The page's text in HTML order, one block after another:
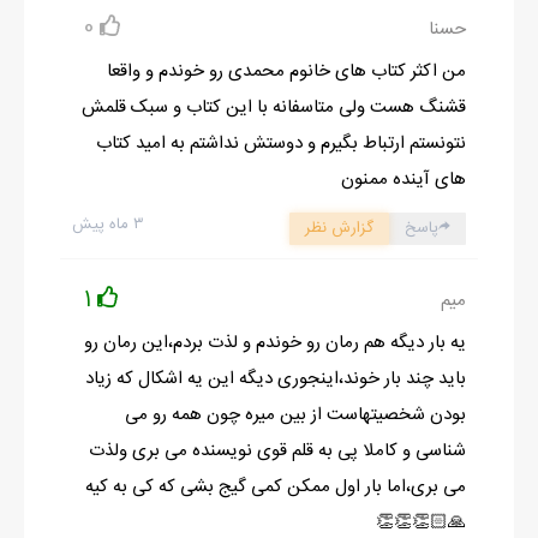
ورزيده که مختص شغلش بود در جمع هاي خانوادگي پسري شوخ و
خنده رو بود و دل مهرباني داشت و همين خصلت هايش بود که نازگل
را عاشق کرده بود .
صبح روز سه شنبه؛ چيزي تا آمدن استاد نمانده بود. نازگل چشم
چرخاند و دور تا دور کلاس را نگاهي انداخت. همه ي بچه ها آمده
بودند اما خبري از شهنام نبود. مطمئن بود تا چند لحظه ي ديگر سر
شيطنتش گل کرد و با فکري که به سرش زد زير لب زمزمه کرد:
– بيا آقا شهنام که واست برنامه دارم.
صندلي هاي تک نفره طوري چيده شده بود که يک راه از وسط کلاس
بود تا از آنجا به آخر کلاس بروند و دو طرف صندلي ها نزديک هم چيده
شده بودند. نازگل که رديف اول بود صندليش را دقيقا جلوي راه
گذاشت و نشست. همانطور که حدس ميزد لحظه اي بعد شهنام وارد
شد .پيراهن اسپرت قهوه اي و شلوار کتان مشکي به تن داشت. نگاهي
به دخترک انداخت که سد راهش بود. چند قدم جلو آمد و مؤدبانه
حسنا 0
من اکثر کتاب های خانوم محمدی رو خوندم و واقعا
قشنگ هست ولی متاسفانه با این کتاب و سبک قلمش
نتونستم ارتباط بگیرم و دوستش نداشتم به امید کتاب
های آینده ممنون
۳ ماه پیش پاسخ گزارش نظر
میم 1
یه بار دیگه هم رمان رو خوندم و لذت بردم،این رمان رو
باید چند بار خوند،اینجوری دیگه این یه اشکال که زیاد
بودن شخصیتهاست از بین میره چون همه رو می
شناسی و کاملا پی به قلم قوی نویسنده می بری ولذت
می بری،اما بار اول ممکن کمی گیج بشی که کی به کیه
🙏🏻👏👏👏